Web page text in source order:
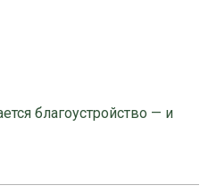
благоустройство — и